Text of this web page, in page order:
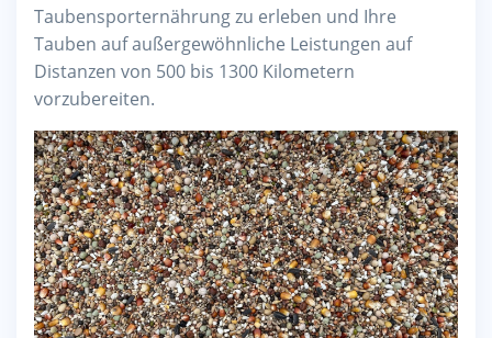
Taubensporternährung zu erleben und Ihre
Tauben auf außergewöhnliche Leistungen auf
Distanzen von 500 bis 1300 Kilometern
vorzubereiten.